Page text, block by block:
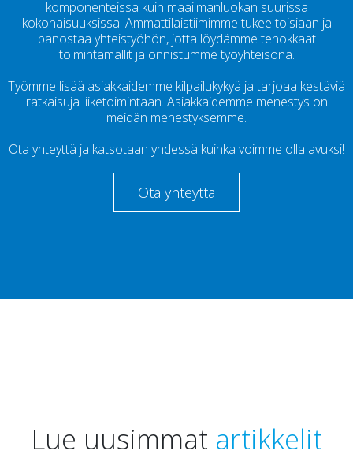
komponenteissa kuin maailmanluokan suurissa
kokonaisuuksissa. Ammattilaistiimimme tukee toisiaan ja
panostaa yhteistyöhön, jotta löydämme tehokkaat
toimintamallit ja onnistumme työyhteisönä.
Työmme lisää asiakkaidemme kilpailukykyä ja tarjoaa kestäviä
ratkaisuja liiketoimintaan. Asiakkaidemme menestys on
meidän menestyksemme.
Ota yhteyttä ja katsotaan yhdessä kuinka voimme olla avuksi!
Ota yhteyttä
Lue uusimmat artikkelit